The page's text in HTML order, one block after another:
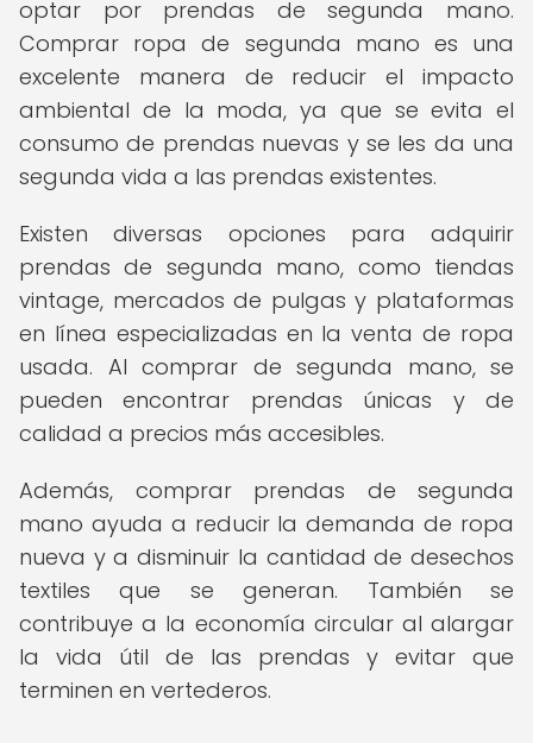
optar por prendas de segunda mano.
Comprar ropa de segunda mano es una
excelente manera de reducir el impacto
ambiental de la moda, ya que se evita el
consumo de prendas nuevas y se les da una
segunda vida a las prendas existentes.
Existen diversas opciones para adquirir
prendas de segunda mano, como tiendas
vintage, mercados de pulgas y plataformas
en línea especializadas en la venta de ropa
usada. Al comprar de segunda mano, se
pueden encontrar prendas únicas y de
calidad a precios más accesibles.
Además, comprar prendas de segunda
mano ayuda a reducir la demanda de ropa
nueva y a disminuir la cantidad de desechos
textiles que se generan. También se
contribuye a la economía circular al alargar
la vida útil de las prendas y evitar que
terminen en vertederos.